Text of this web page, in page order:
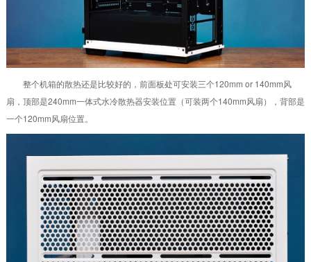
整个机箱的散热还是比较好的，前面板处可安装三个120mm or 140mm风
扇，顶部是240mm一体式水冷散热器安装位置（可装两个140mm风扇），背部是
一个120mm风扇位置。